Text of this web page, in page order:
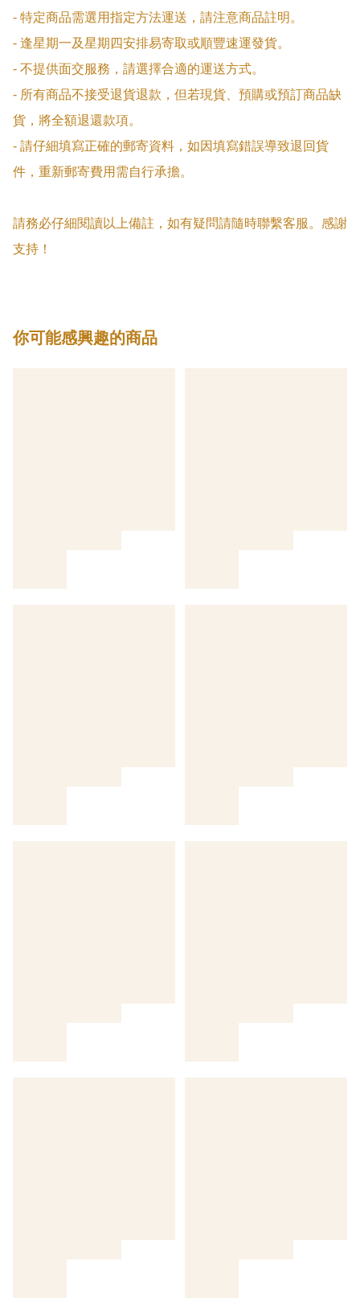
- 特定商品需選用指定方法運送，請注意商品註明。
- 逢星期一及星期四安排易寄取或順豐速運發貨。
- 不提供面交服務，請選擇合適的運送方式。
- 所有商品不接受退貨退款，但若現貨、預購或預訂商品缺
貨，將全額退還款項。
- 請仔細填寫正確的郵寄資料，如因填寫錯誤導致退回貨
件，重新郵寄費用需自行承擔。
請務必仔細閱讀以上備註，如有疑問請隨時聯繫客服。感謝
支持！
你可能感興趣的商品